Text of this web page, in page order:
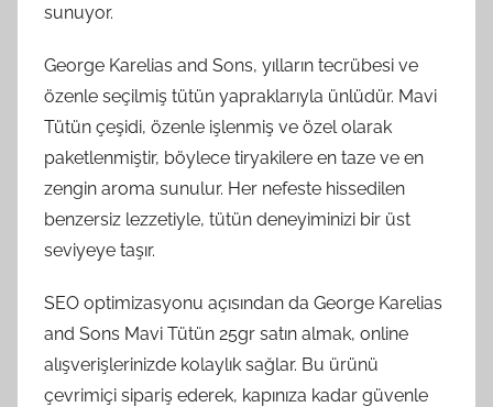
sunuyor.
George Karelias and Sons, yılların tecrübesi ve
özenle seçilmiş tütün yapraklarıyla ünlüdür. Mavi
Tütün çeşidi, özenle işlenmiş ve özel olarak
paketlenmiştir, böylece tiryakilere en taze ve en
zengin aroma sunulur. Her nefeste hissedilen
benzersiz lezzetiyle, tütün deneyiminizi bir üst
seviyeye taşır.
SEO optimizasyonu açısından da George Karelias
and Sons Mavi Tütün 25gr satın almak, online
alışverişlerinizde kolaylık sağlar. Bu ürünü
çevrimiçi sipariş ederek, kapınıza kadar güvenle